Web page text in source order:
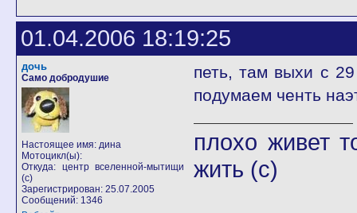
01.04.2006 18:19:25
дочь
Само добродушие
Настоящее имя: дина
Мотоцикл(ы):
Откуда: центр вселенной-мытищи
(с)
Зарегистрирован: 25.07.2005
Сообщений: 1346
петь, там выхи с
подумаем ченть
плохо живет
жить (с)